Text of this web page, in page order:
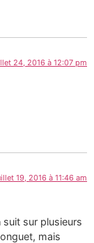
24, 2016 à 12:07 pm
19, 2016 à 11:46 am
suit sur plusieurs
mais